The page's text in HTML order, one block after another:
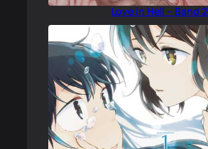
Love in Hell – Band 2